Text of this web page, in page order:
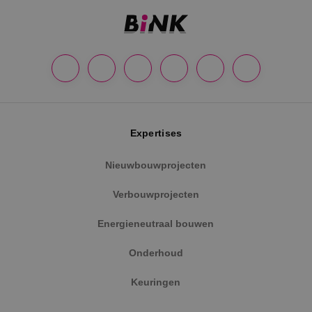
Expertises
Nieuwbouwprojecten
Verbouwprojecten
Energieneutraal bouwen
Onderhoud
Keuringen
VISITOR_PRIVACY_METADATA
YouTube